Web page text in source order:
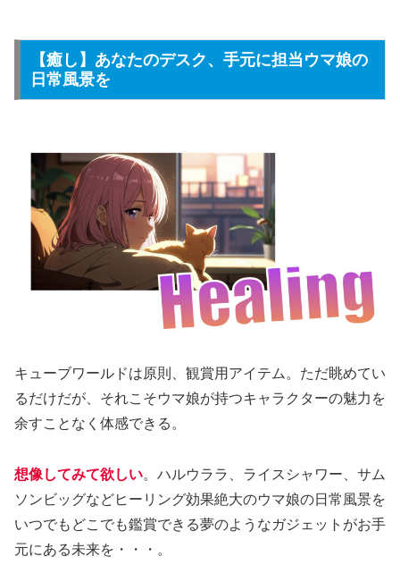
【癒し】あなたのデスク、手元に担当ウマ娘の
日常風景を
キューブワールドは原則、観賞用アイテム。ただ眺めてい
るだけだが、それこそウマ娘が持つキャラクターの魅力を
余すことなく体感できる。
想像してみて欲しい。ハルウララ、ライスシャワー、サム
ソンビッグなどヒーリング効果絶大のウマ娘の日常風景を
いつでもどこでも鑑賞できる夢のようなガジェットがお手
元にある未来を・・・。